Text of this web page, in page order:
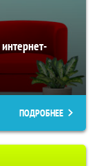
ПОДРОБНЕЕ